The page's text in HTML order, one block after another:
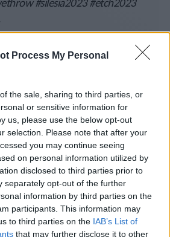
Process My Personal
the sale, sharing to third parties, or
or sensitive information for
us, please use the below opt-out
selection. Please note that after your
you may continue seeing
on personal information utilized by
disclosed to third parties prior to
separately opt-out of the further
information by third parties on the
participants. This information may
to third parties on the IAB’s List of
that may further disclose it to other
#silesia2023#etch2023
June 23, 2023